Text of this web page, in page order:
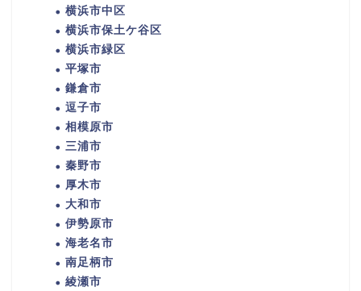
横浜市中区
横浜市保土ケ谷区
横浜市緑区
平塚市
鎌倉市
逗子市
相模原市
三浦市
秦野市
厚木市
大和市
伊勢原市
海老名市
南足柄市
綾瀬市